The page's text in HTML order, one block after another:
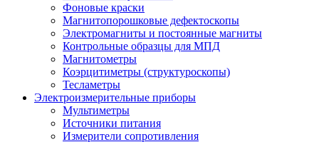
Фоновые краски
Магнитопорошковые дефектоскопы
Электромагниты и постоянные магниты
Контрольные образцы для МПД
Магнитометры
Коэрцитиметры (структуроскопы)
Тесламетры
Электроизмерительные приборы
Мультиметры
Источники питания
Измерители сопротивления